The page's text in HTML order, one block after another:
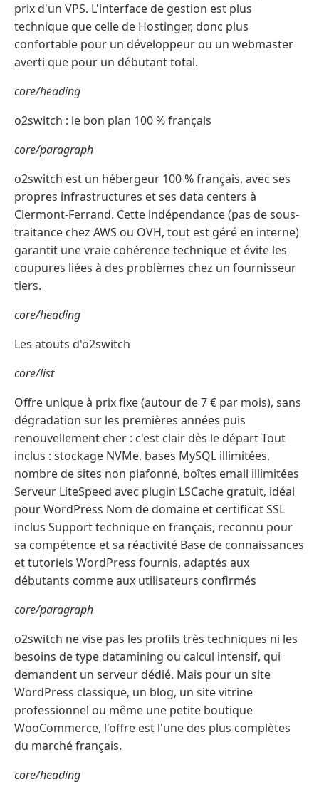
prix d'un VPS. L'interface de gestion est plus
technique que celle de Hostinger, donc plus
confortable pour un développeur ou un webmaster
averti que pour un débutant total.
core/heading
o2switch : le bon plan 100 % français
core/paragraph
o2switch est un hébergeur 100 % français, avec ses
propres infrastructures et ses data centers à
Clermont-Ferrand. Cette indépendance (pas de sous-
traitance chez AWS ou OVH, tout est géré en interne)
garantit une vraie cohérence technique et évite les
coupures liées à des problèmes chez un fournisseur
tiers.
core/heading
Les atouts d'o2switch
core/list
Offre unique à prix fixe (autour de 7 € par mois), sans
dégradation sur les premières années puis
renouvellement cher : c'est clair dès le départ Tout
inclus : stockage NVMe, bases MySQL illimitées,
nombre de sites non plafonné, boîtes email illimitées
Serveur LiteSpeed avec plugin LSCache gratuit, idéal
pour WordPress Nom de domaine et certificat SSL
inclus Support technique en français, reconnu pour
sa compétence et sa réactivité Base de connaissances
et tutoriels WordPress fournis, adaptés aux
débutants comme aux utilisateurs confirmés
core/paragraph
o2switch ne vise pas les profils très techniques ni les
besoins de type datamining ou calcul intensif, qui
demandent un serveur dédié. Mais pour un site
WordPress classique, un blog, un site vitrine
professionnel ou même une petite boutique
WooCommerce, l'offre est l'une des plus complètes
du marché français.
core/heading